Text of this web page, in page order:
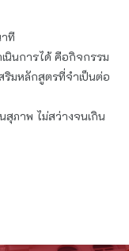
ที
นินการ​ได้ คือกิจกรรม​
มหลักสูตร​ที่จำเป็นต่อ
สุภาพ ไม่สว่างจนเกิน
Coloring Contest